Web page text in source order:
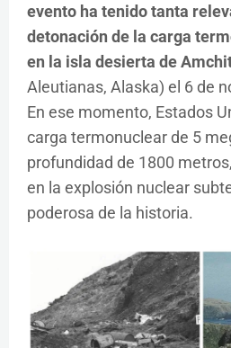
evento ha tenido tanta
detonación de la carga
en la isla desierta de
Aleutianas, Alaska) el 6 de
En ese momento, Estados
carga termonuclear de 5
profundidad de 1800
en la explosión nuclear
poderosa de la historia.